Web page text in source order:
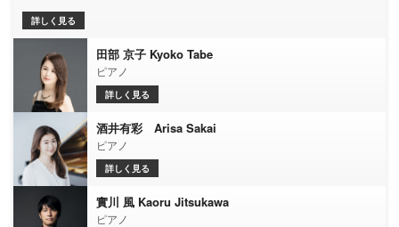
詳しく見る
田部 京子 Kyoko Tabe
ピアノ
詳しく見る
酒井有彩 Arisa Sakai
ピアノ
詳しく見る
實川 風 Kaoru Jitsukawa
ピアノ